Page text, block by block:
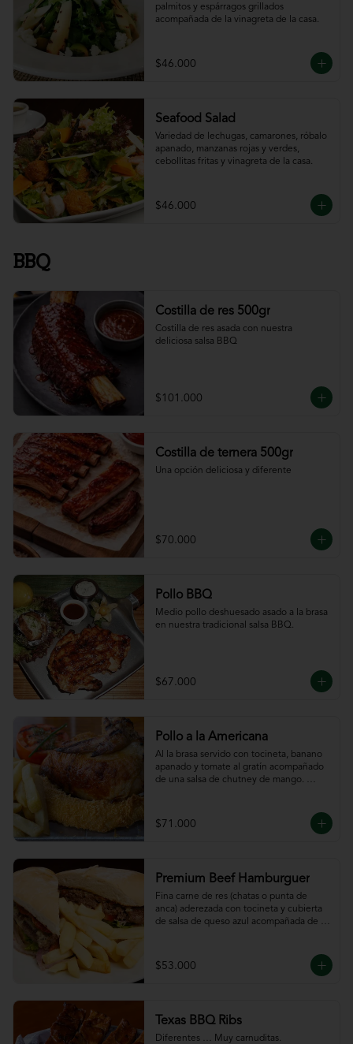
palmitos y espárragos grillados
acompañada de la vinagreta de la casa.
$46.000
Seafood Salad
Variedad de lechugas, camarones, róbalo
apanado, manzanas rojas y verdes,
cebollitas fritas y vinagreta de la casa.
$46.000
BBQ
Costilla de res 500gr
Costilla de res asada con nuestra
deliciosa salsa BBQ
$101.000
Costilla de ternera 500gr
Una opción deliciosa y diferente
$70.000
Pollo BBQ
Medio pollo deshuesado asado a la brasa
en nuestra tradicional salsa BBQ.
$67.000
Pollo a la Americana
Al la brasa servido con tocineta, banano
apanado y tomate al gratín acompañado
de una salsa de chutney de mango.
$71.000
Premium Beef Hamburguer
Fina carne de res (chatas o punta de
anca) aderezada con tocineta y cubierta
de salsa de queso azul acompañada de
$53.000
Texas BBQ Ribs
Diferentes … Muy carnuditas.